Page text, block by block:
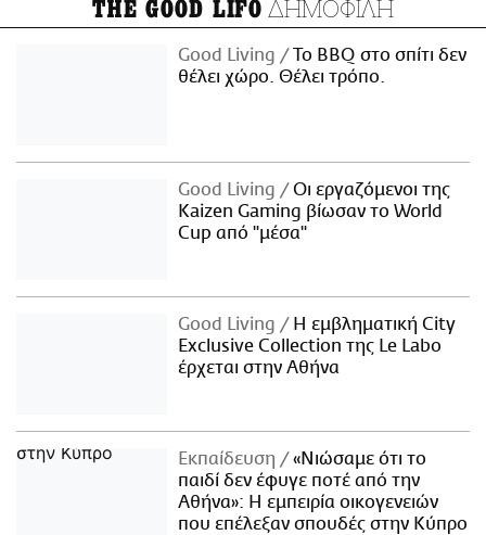
THE GOOD LIFO ΔΗΜΟΦΙΛΗ
Good Living
Το BBQ στο σπίτι δεν
θέλει χώρο. Θέλει τρόπο.
Good Living
Οι εργαζόμενοι της
Kaizen Gaming βίωσαν το World
Cup από "μέσα"
Good Living
Η εμβληματική City
Exclusive Collection της Le Labo
έρχεται στην Αθήνα
Εκπαίδευση
«Νιώσαμε ότι το
παιδί δεν έφυγε ποτέ από την
Αθήνα»: Η εμπειρία οικογενειών
που επέλεξαν σπουδές στην Κύπρο